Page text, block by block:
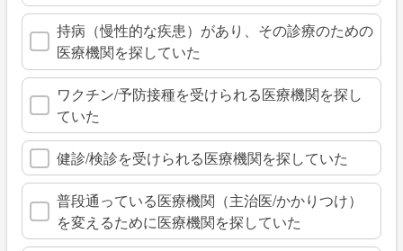
持病（慢性的な疾患）があり、その診療のための
医療機関を探していた
ワクチン/予防接種を受けられる医療機関を探し
ていた
健診/検診を受けられる医療機関を探していた
普段通っている医療機関（主治医/かかりつけ）
を変えるために医療機関を探していた